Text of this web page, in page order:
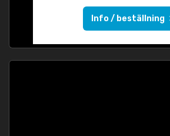
Info / beställning